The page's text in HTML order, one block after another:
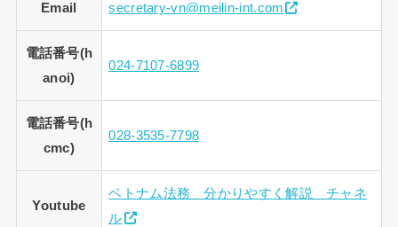
Email secretary-vn@meilin-int.com
電話番号(h
anoi)
024-7107-6899
電話番号(h
cmc)
028-3535-7798
Youtube
ベトナム法務 分かりやすく解説 チャネ
ル